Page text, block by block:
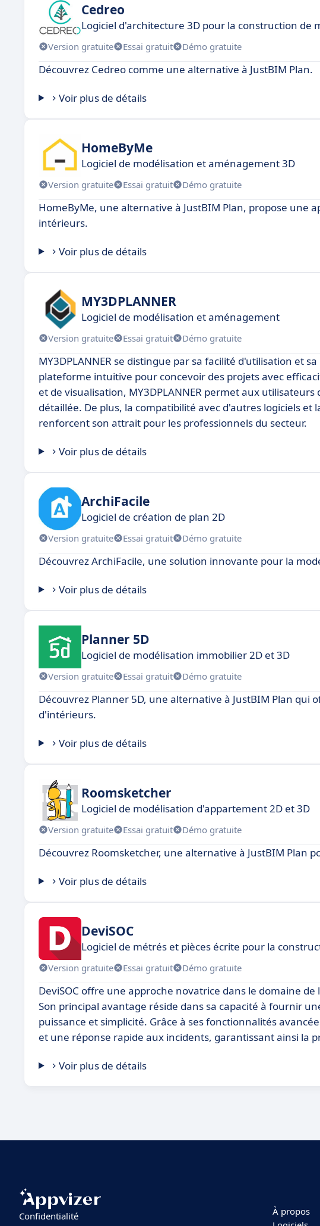
Cedreo
Logiciel d'architecture 3D pour la construction de
Version gratuite Essai gratuit Démo gratuite
Découvrez Cedreo comme une alternative à JustBIM Plan.
Voir plus de détails
HomeByMe
Logiciel de modélisation et aménagement 3D
Version gratuite Essai gratuit Démo gratuite
HomeByMe, une alternative à JustBIM Plan, propose une
intérieurs.
Voir plus de détails
MY3DPLANNER
Logiciel de modélisation et aménagement
Version gratuite Essai gratuit Démo gratuite
MY3DPLANNER se distingue par sa facilité d'utilisation et
plateforme intuitive pour concevoir des projets avec
et de visualisation, MY3DPLANNER permet aux
détaillée. De plus, la compatibilité avec d'autres logiciels
renforcent son attrait pour les professionnels du secteur.
Voir plus de détails
ArchiFacile
Logiciel de création de plan 2D
Version gratuite Essai gratuit Démo gratuite
Découvrez ArchiFacile, une solution innovante pour la
Voir plus de détails
Planner 5D
Logiciel de modélisation immobilier 2D et 3D
Version gratuite Essai gratuit Démo gratuite
Découvrez Planner 5D, une alternative à JustBIM Plan
d'intérieurs.
Voir plus de détails
Roomsketcher
Logiciel de modélisation d'appartement 2D et 3D
Version gratuite Essai gratuit Démo gratuite
Découvrez Roomsketcher, une alternative à JustBIM Plan
Voir plus de détails
DeviSOC
Logiciel de métrés et pièces écrite pour la
Version gratuite Essai gratuit Démo gratuite
DeviSOC offre une approche novatrice dans le domaine
Son principal avantage réside dans sa capacité à fournir
puissance et simplicité. Grâce à ses fonctionnalités
et une réponse rapide aux incidents, garantissant ainsi la
Voir plus de détails
Confidentialité
À propos